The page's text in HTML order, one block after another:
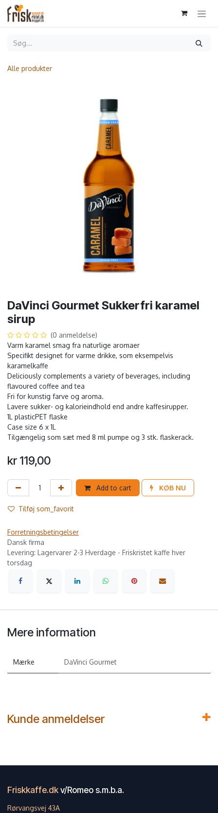
Gå til indhold
Alle produkter
DaVinci Gourmet Sukkerfri karamel
sirup
(0 anmeldelse)
Varm karamel smag fra naturlige aromaer
Specifikt designet for varme drikke, som eksempelvis
karamelkaffe
Deliciously complements a variety of beverages, including
flavoured coffee and tea
Fri for kunstig farve og aroma.
Lavere sukker- og kalorieindhold end andre kaffesirupper.
1L plasticPET flaske
Case size 6 x 1L
Tilgængelig som sæt med 8 ml pumpe og 3 stk. flaskerack.
kr 119,00
Add to cart KØB NU
Tilføj som_favorit
Forretningsbetingelser
Dansk firma
Levering: Lagervarer 2-3 Hverdage - Friskristet kaffe hver
torsdag
Mere information
Mærke DaVinci Gourmet
Kunde anmeldelser
Friskkaffe.dkv/Romeo s.m.b.a.
Rørvangsvej 43A